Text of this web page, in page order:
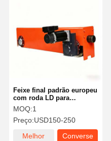
Feixe final padrão europeu
com roda LD para
guindaste aéreo 5T-10T
MOQ:1
Preço:USD150-250
Melhor
Converse